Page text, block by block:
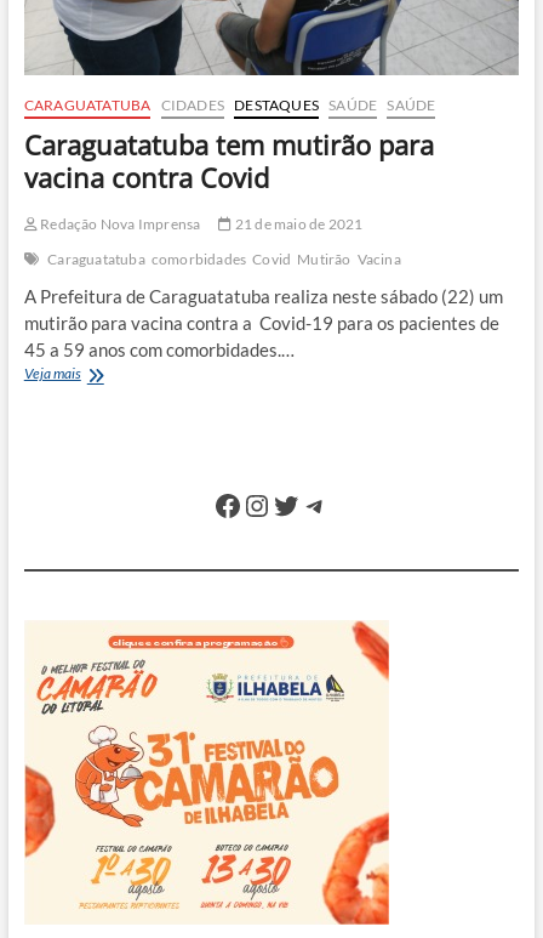
CARAGUATATUBA CIDADES DESTAQUES SAÚDE SAÚDE
Caraguatatuba tem mutirão para
vacina contra Covid
Redação Nova Imprensa
21 de maio de 2021
Caraguatatuba comorbidades Covid Mutirão Vacina
A Prefeitura de Caraguatatuba realiza neste sábado (22) um
mutirão para vacina contra a Covid-19 para os pacientes de
45 a 59 anos com comorbidades.…
Veja maisCaraguatatuba
Facebook
Instagram
Twitter
Telegram